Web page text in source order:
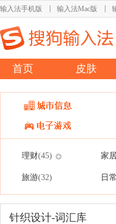
输入法手机版 输入法Mac版
首页 皮肤
理财(45) 家
旅游(32) 日常
针织设计-词汇库